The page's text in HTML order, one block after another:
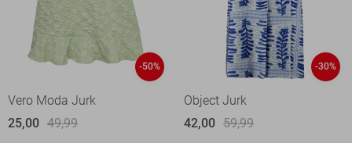
-50%
Vero Moda Jurk
25,00 49,99
-30%
Object Jurk
42,00 59,99